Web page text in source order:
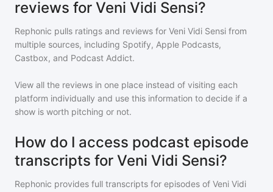
reviews for Veni Vidi Sensi?
Rephonic pulls ratings and reviews for Veni Vidi Sensi from
multiple sources, including Spotify, Apple Podcasts,
Castbox, and Podcast Addict.
View all the reviews in one place instead of visiting each
platform individually and use this information to decide if a
show is worth pitching or not.
How do I access podcast episode
transcripts for Veni Vidi Sensi?
Rephonic provides full transcripts for episodes of Veni Vidi